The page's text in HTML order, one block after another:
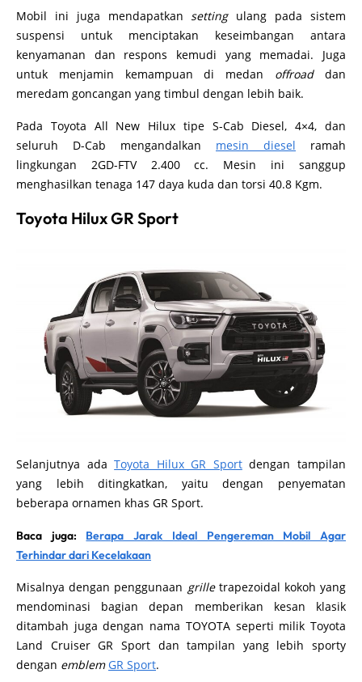
Mobil ini juga mendapatkan setting ulang pada sistem
suspensi untuk menciptakan keseimbangan antara
kenyamanan dan respons kemudi yang memadai. Juga
untuk menjamin kemampuan di medan offroaddan
meredam goncangan yang timbul dengan lebih baik.
Pada Toyota All New Hilux tipe S-Cab Diesel, 4×4, dan
seluruh D-Cab mengandalkan mesin diesel ramah
lingkungan 2GD-FTV 2.400 cc. Mesin ini sanggup
menghasilkan tenaga 147 daya kuda dan torsi 40.8 Kgm.
Toyota Hilux GR Sport
Selanjutnya adaToyota Hilux GR Sportdengan tampilan
yang lebih ditingkatkan, yaitu dengan penyematan
beberapa ornamen khas GR Sport.
Baca juga: Berapa Jarak Ideal Pengereman Mobil Agar
Terhindar dari Kecelakaan
Misalnya dengan penggunaan grilletrapezoidal kokoh yang
mendominasi bagian depan memberikan kesan klasik
ditambah juga dengan nama TOYOTA seperti milik Toyota
Land Cruiser GR Sport dan tampilan yang lebih sporty
dengan emblem GR Sport.